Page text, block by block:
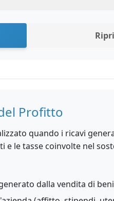
Profitto
quando i ricavi
e le tasse coinvolte nel
dalla vendita di